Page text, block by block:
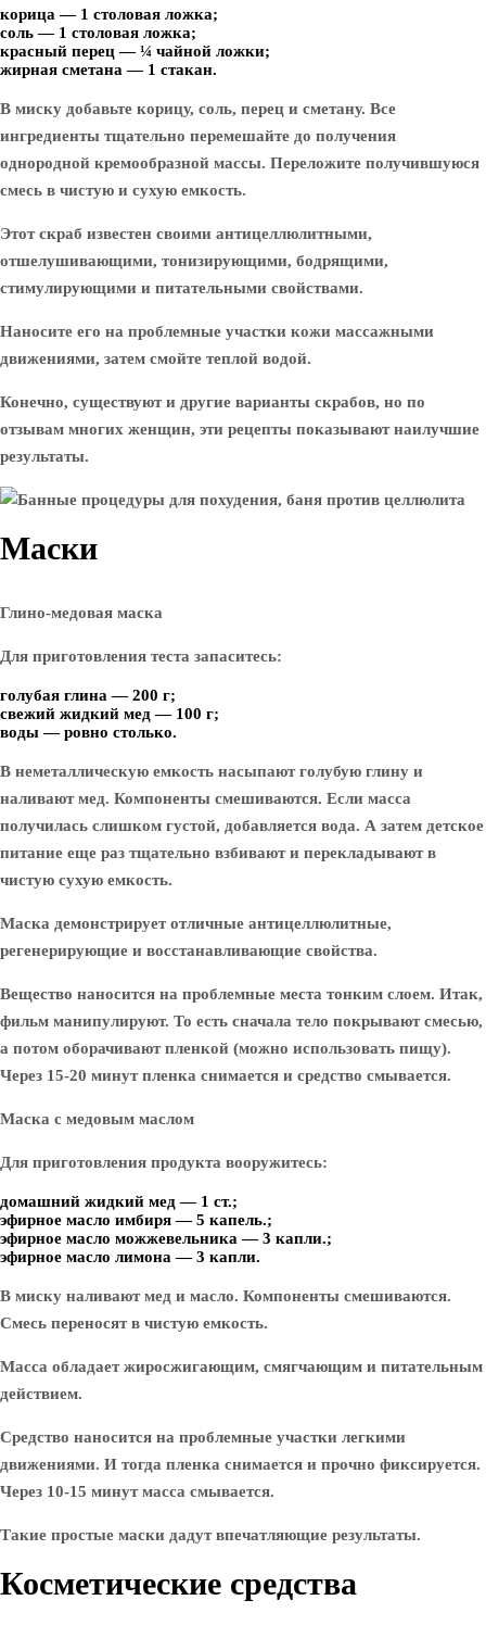
корица — 1 столовая ложка;
соль — 1 столовая ложка;
красный перец — ¼ чайной ложки;
жирная сметана — 1 стакан.
В миску добавьте корицу, соль, перец и сметану. Все
ингредиенты тщательно перемешайте до получения
однородной кремообразной массы. Переложите получившуюся
смесь в чистую и сухую емкость.
Этот скраб известен своими антицеллюлитными,
отшелушивающими, тонизирующими, бодрящими,
стимулирующими и питательными свойствами.
Наносите его на проблемные участки кожи массажными
движениями, затем смойте теплой водой.
Конечно, существуют и другие варианты скрабов, но по
отзывам многих женщин, эти рецепты показывают наилучшие
результаты.
Маски
Глино-медовая маска
Для приготовления теста запаситесь:
голубая глина — 200 г;
свежий жидкий мед — 100 г;
воды — ровно столько.
В неметаллическую емкость насыпают голубую глину и
наливают мед. Компоненты смешиваются. Если масса
получилась слишком густой, добавляется вода. А затем детское
питание еще раз тщательно взбивают и перекладывают в
чистую сухую емкость.
Маска демонстрирует отличные антицеллюлитные,
регенерирующие и восстанавливающие свойства.
Вещество наносится на проблемные места тонким слоем. Итак,
фильм манипулируют. То есть сначала тело покрывают смесью,
а потом оборачивают пленкой (можно использовать пищу).
Через 15-20 минут пленка снимается и средство смывается.
Маска с медовым маслом
Для приготовления продукта вооружитесь:
домашний жидкий мед — 1 ст.;
эфирное масло имбиря — 5 капель.;
эфирное масло можжевельника — 3 капли.;
эфирное масло лимона — 3 капли.
В миску наливают мед и масло. Компоненты смешиваются.
Смесь переносят в чистую емкость.
Масса обладает жиросжигающим, смягчающим и питательным
действием.
Средство наносится на проблемные участки легкими
движениями. И тогда пленка снимается и прочно фиксируется.
Через 10-15 минут масса смывается.
Такие простые маски дадут впечатляющие результаты.
Косметические средства